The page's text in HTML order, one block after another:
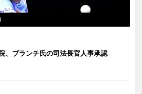
、ブランチ氏の司法長官人事承認